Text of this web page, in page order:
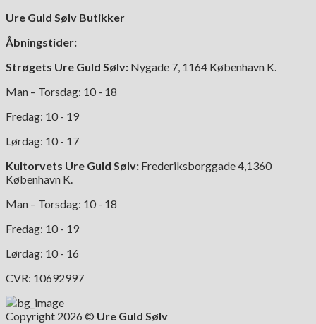
Ure Guld Sølv Butikker
Åbningstider:
Strøgets Ure Guld Sølv: Nygade 7, 1164 København K.
Man – Torsdag: 10 - 18
Fredag: 10 - 19
Lørdag: 10 - 17
Kultorvets Ure Guld Sølv: Frederiksborggade 4,1360
København K.
Man – Torsdag: 10 - 18
Fredag: 10 - 19
Lørdag: 10 - 16
CVR: 10692997
Copyright 2026 © Ure Guld Sølv